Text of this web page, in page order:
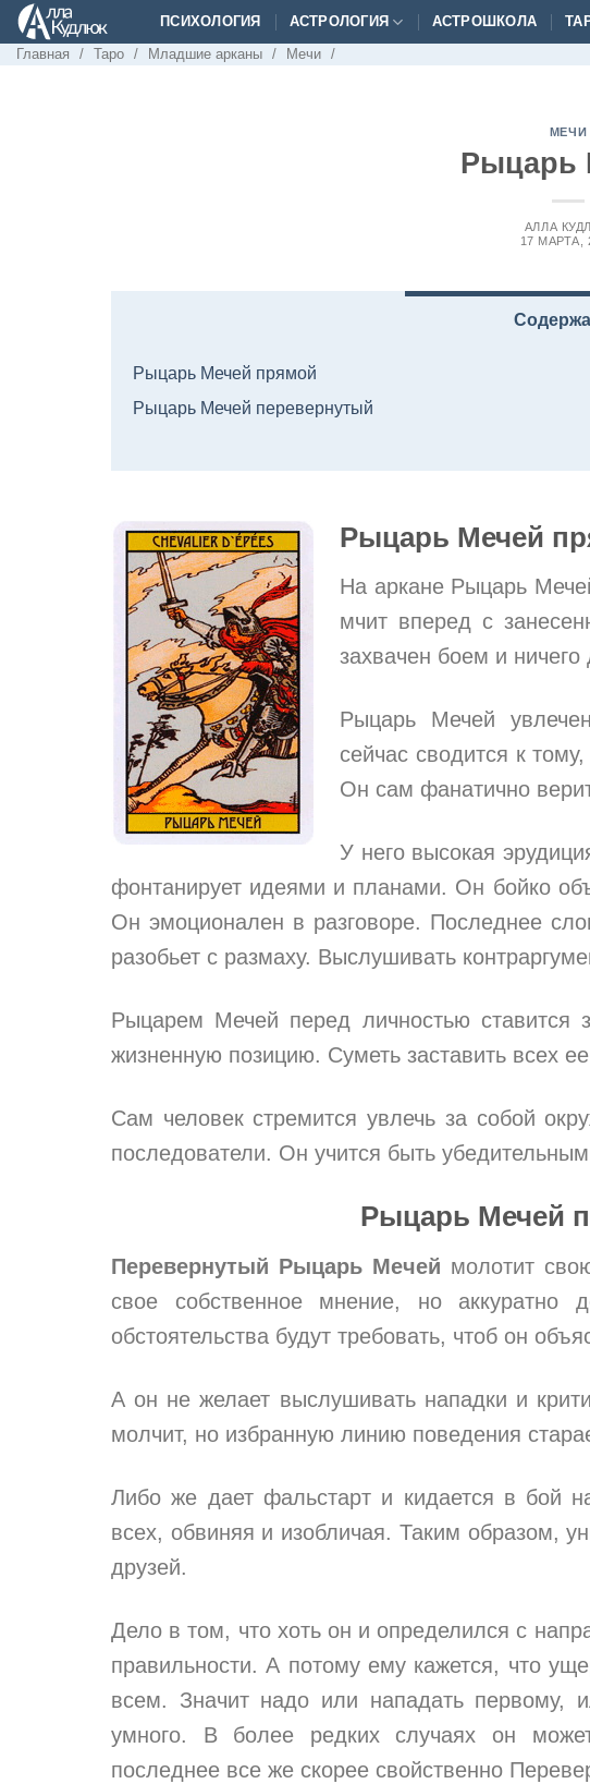
Skip
to
ПСИХОЛОГИЯ АСТРОЛОГИЯ АСТРОШКОЛА
Главная
/ Таро / Младшие арканы / Мечи /
МЕЧИ
Рыцарь
АЛЛА
17 МАРТА,
Рыцарь Мечей прямой
Рыцарь Мечей перевернутый
Рыцарь Мечей
На аркане Рыцарь
мчит вперед с
захвачен боем и ничего
Рыцарь Мечей
сейчас сводится к
Он сам фанатично
У него высокая
фонтанирует идеями и планами. Он бойко
Он эмоционален в разговоре. Последнее
разобьет с размаху. Выслушивать
Рыцарем Мечей перед личностью ставится
жизненную позицию. Суметь заставить всех
Сам человек стремится увлечь за собой
последователи. Он учится быть
Рыцарь Мечей
Перевернутый Рыцарь Мечей молотит
свое собственное мнение, но
обстоятельства будут требовать, чтоб он
А он не желает выслушивать нападки и
молчит, но избранную линию поведения
Либо же дает фальстарт и кидается в бой
всех, обвиняя и изобличая. Таким образом,
друзей.
Дело в том, что хоть он и определился с
правильности. А потому ему кажется, что
всем. Значит надо или нападать первому,
умного. В более редких случаях он
последнее все же скорее свойственно